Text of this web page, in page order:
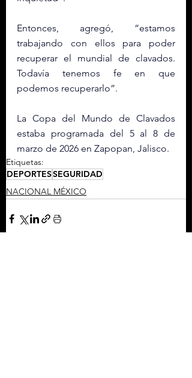
Entonces, agregó, “estamos
trabajando con ellos para poder
recuperar el mundial de clavados.
Todavía tenemos fe en que
podemos recuperarlo”.
La Copa del Mundo de Clavados
estaba programada del 5 al 8 de
marzo de 2026 en Zapopan, Jalisco.
Etiquetas:
DEPORTESSEGURIDAD
NACIONAL MÉXICO